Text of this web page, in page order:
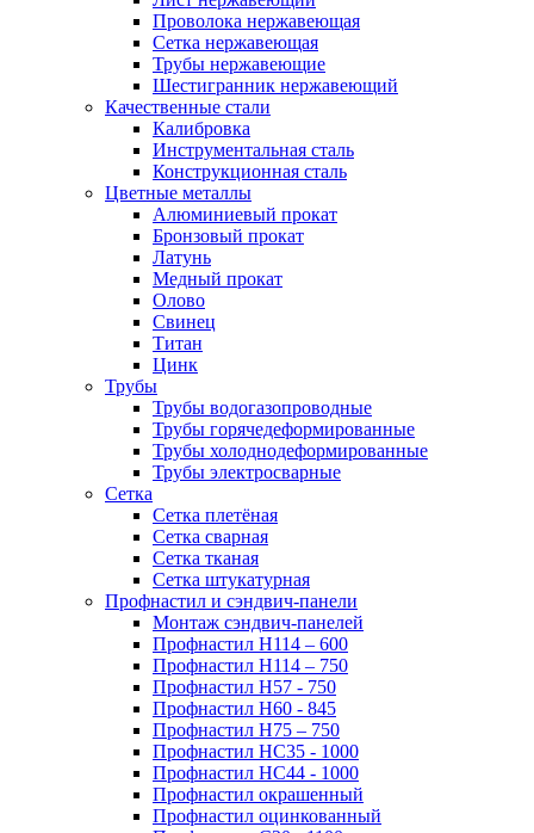
Проволока нержавеющая
Сетка нержавеющая
Трубы нержавеющие
Шестигранник нержавеющий
Качественные стали
Калибровка
Инструментальная сталь
Конструкционная сталь
Цветные металлы
Алюминиевый прокат
Бронзовый прокат
Латунь
Медный прокат
Олово
Свинец
Титан
Цинк
Трубы
Трубы водогазопроводные
Трубы горячедеформированные
Трубы холоднодеформированные
Трубы электросварные
Сетка
Сетка плетёная
Сетка сварная
Сетка тканая
Сетка штукатурная
Профнастил и сэндвич-панели
Монтаж сэндвич-панелей
Профнастил Н114 – 600
Профнастил Н114 – 750
Профнастил Н57 - 750
Профнастил Н60 - 845
Профнастил Н75 – 750
Профнастил НС35 - 1000
Профнастил НС44 - 1000
Профнастил окрашенный
Профнастил оцинкованный